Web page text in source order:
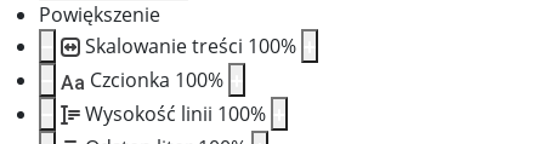
Powiększenie
Skalowanie treści 100%
Aa Czcionka 100%
Wysokość linii 100%